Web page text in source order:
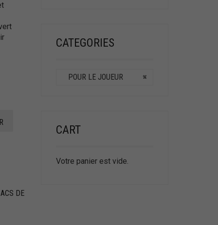
DE
CATEGORIES
×
POUR LE JOUEUR
CART
Votre panier est vide.